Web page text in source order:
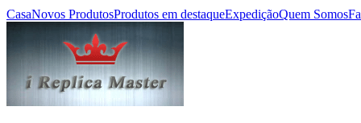
CasaNovos ProdutosProdutos em destaqueExpediçãoQuem Somos